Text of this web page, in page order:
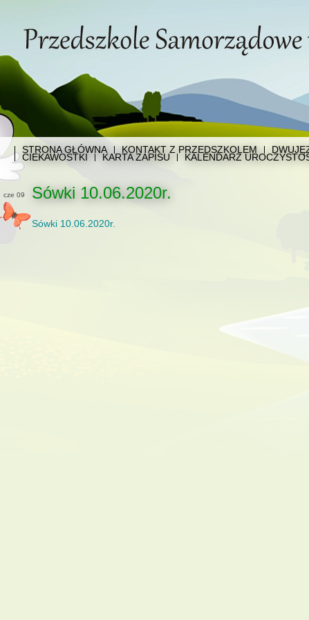
STRONA GŁÓWNA KONTAKT Z PRZEDSZKOLEM
CIEKAWOSTKI KARTA ZAPISU KALENDARZ
cze 09 Sówki 10.06.2020r.
Sówki 10.06.2020r.